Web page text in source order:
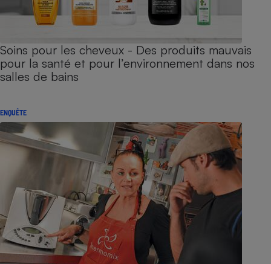
Soins pour les cheveux - Des produits mauvais
pour la santé et pour l’environnement dans nos
salles de bains
ENQUÊTE